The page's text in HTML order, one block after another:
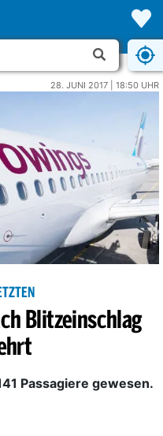
28. JUNI 2017 | 18:50 UHR
Blitzeinschlag
Passagiere gewesen.